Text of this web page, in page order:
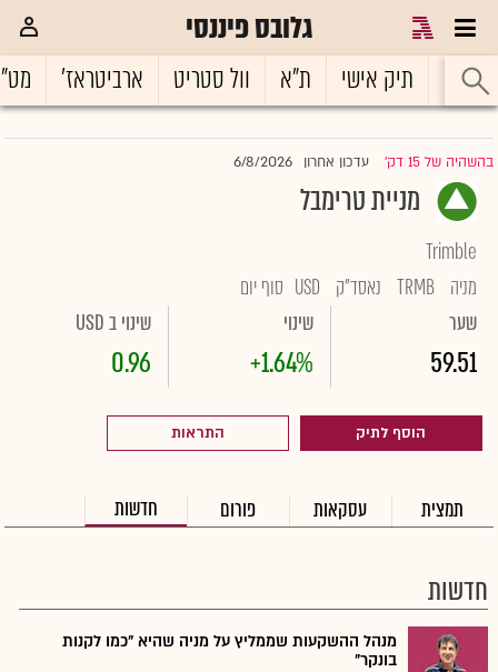
גלובס פיננסי
ראשי תיק אישי ת"א וול סטריט ארביטראז'
בהשהיה של 15 דק' |עדכון אחרון 6/8/2026
מניית טרימבל
Trimble
מניה TRMB נאסד"ק USD סוף יום
שער
59.51
שינוי
+1.64%
שינוי ב USD
0.96
הוסף לתיק התראות
תמצית עסקאות פורום חדשות
חדשות
מנהל ההשקעות שממליץ על מניה שהיא "כמו לקנות
בונקר"